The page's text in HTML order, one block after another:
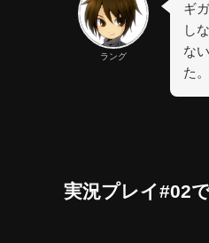
ラング
ギ
し
な
た。
実況プレイ#02